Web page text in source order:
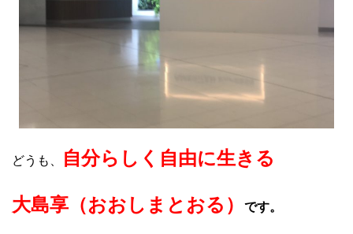
どうも、 自分らしく自由に生きる
大島享（おおしまとおる） です。